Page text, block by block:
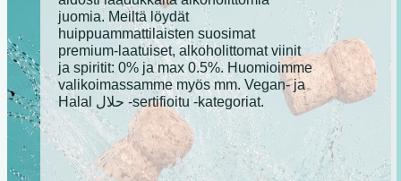
juomia. Meiltä löydät
huippuammattilaisten suosimat
premium-laatuiset, alkoholittomat viinit
ja spiritit: 0% ja max 0.5%. Huomioimme
valikoimassamme myös mm. Vegan- ja
Halal حلال -sertifioitu -kategoriat.